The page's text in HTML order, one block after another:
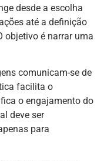
desde a escolha
até a definição
objetivo é narrar uma
comunicam-se de
facilita o
o engajamento do
deve ser
para